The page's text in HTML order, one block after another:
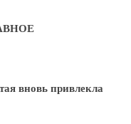
вновь привлекла